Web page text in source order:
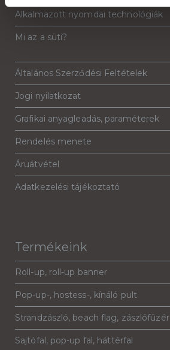
Alkalmazott nyomdai technológiák
Mi az a süti?
Általános Szerződési Feltételek
Jogi nyilatkozat
Grafikai anyagleadás, paraméterek
Rendelés menete
Áruátvétel
Adatkezelési tájékoztató
Termékeink
Roll-up, roll-up banner
Pop-up-, hostess-, kínáló pult
Strandzászló, beach flag, zászlófüzér
Sajtófal, pop-up fal, háttérfal